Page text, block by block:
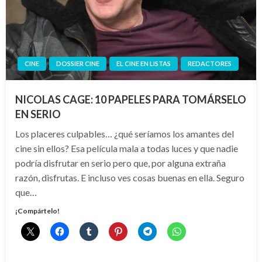
CINE DOSSIER CINE EL CINE EN LISTAS REDACTORES
NICOLAS CAGE: 10 PAPELES PARA TOMÁRSELO
EN SERIO
Los placeres culpables… ¿qué seríamos los amantes del
cine sin ellos? Esa película mala a todas luces y que nadie
podría disfrutar en serio pero que, por alguna extraña
razón, disfrutas. E incluso ves cosas buenas en ella. Seguro
que…
¡Compártelo!